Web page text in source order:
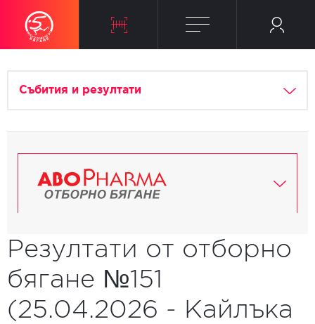
Събития и резултати
Резултати от отборно
бягане №151
(25.04.2026 - Кайлъка